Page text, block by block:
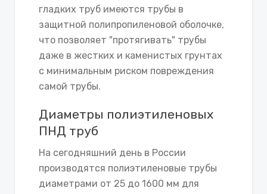
гладких труб имеются трубы в
защитной полипропиленовой оболочке,
что позволяет "протягивать" трубы
даже в жестких и каменистых грунтах
с минимальным риском повреждения
самой трубы.
Диаметры полиэтиленовых
ПНД труб
На сегодняшний день в России
производятся полиэтиленовые трубы
диаметрами от 25 до 1600 мм для